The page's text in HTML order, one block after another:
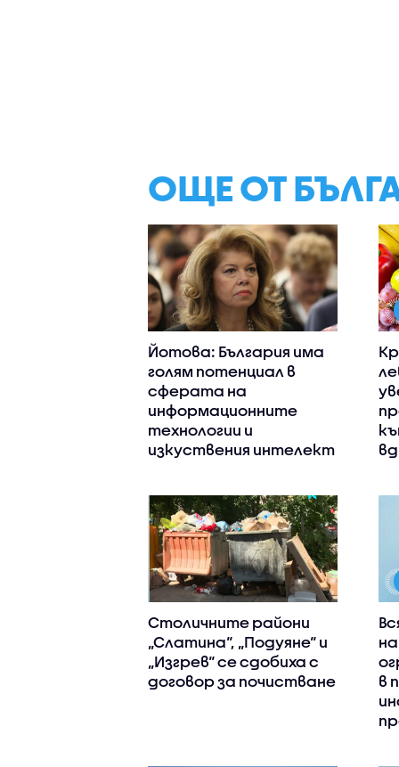
ОЩЕ ОТ
Йотова: България има
голям потенциал в
сферата на
информационните
технологии и
изкуствения интелект
Столичните райони
„Слатина“, „Подуяне“ и
„Изгрев“ се сдобиха с
договор за почистване
в